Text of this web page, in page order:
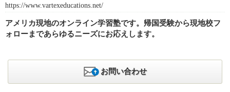
https://www.vartexeducations.net/
アメリカ現地のオンライン学習塾です。帰国受験から現地校フ
ォローまであらゆるニーズにお応えします。
お問い合わせ